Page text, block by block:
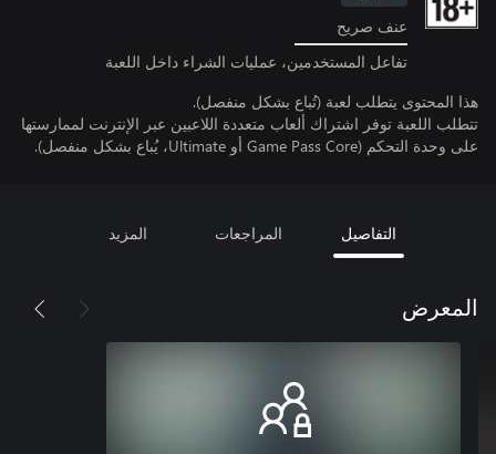
عنف صريح
تفاعل المستخدمين، عمليات الشراء داخل اللعبة
هذا المحتوى يتطلب لعبة (تُباع بشكل منفصل).
تتطلب اللعبة توفر اشتراك ألعاب متعددة اللاعبين عبر الإنترنت لممارستها
على وحدة التحكم (Game Pass Core أو Ultimate، يُباع بشكل منفصل).
التفاصيل المراجعات المزيد
المعرض